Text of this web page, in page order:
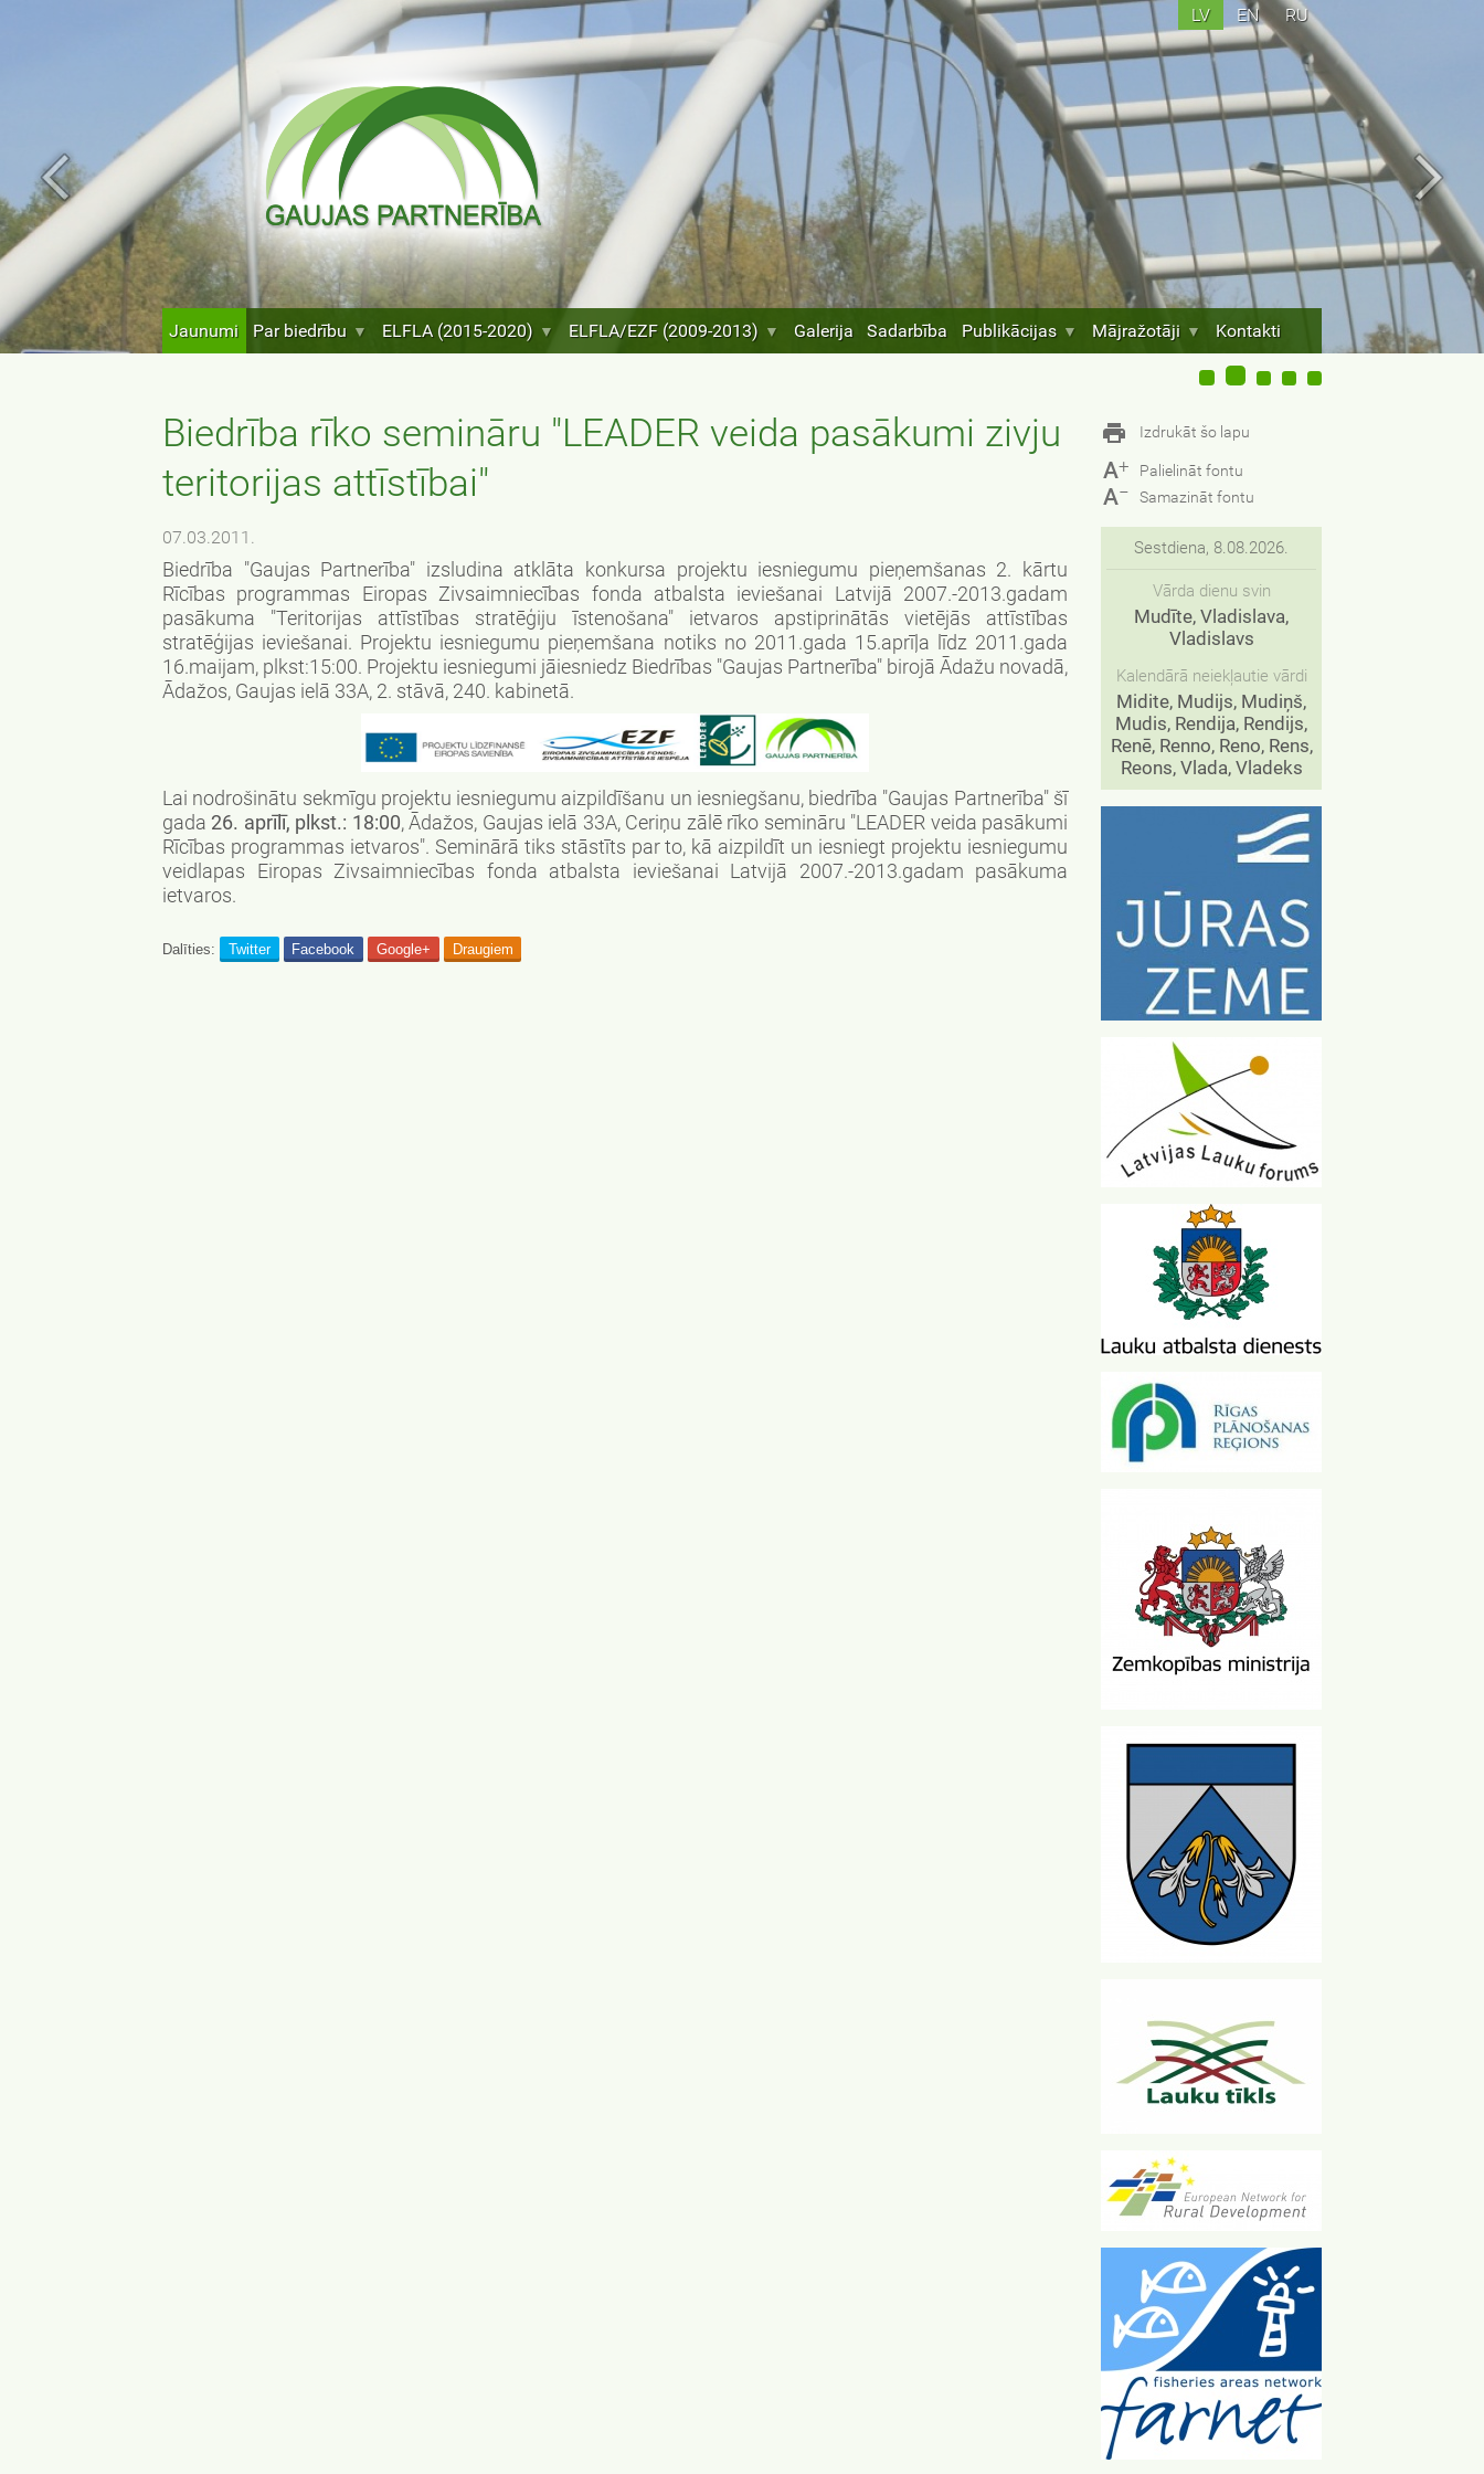
LV EN RU
Jaunumi Par biedrību ELFLA (2015-2020) ELFLA/EZF (2009-2013) Galerija Sadarbība Publikācijas Mājražotāji Kontakti
Izdrukāt šo lapu
A+ Palielināt fontu
A− Samazināt fontu
Sestdiena, 8.08.2026.
Vārda dienu svin
Mudīte, Vladislava,
Vladislavs
Kalendārā neiekļautie vārdi
Midite, Mudijs, Mudiņš,
Mudis, Rendija, Rendijs,
Renē, Renno, Reno, Rens,
Reons, Vlada, Vladeks
Biedrība rīko semināru "LEADER veida pasākumi zivju
teritorijas attīstībai"
07.03.2011.
Biedrība "Gaujas Partnerība" izsludina atklāta konkursa projektu iesniegumu pieņemšanas 2. kārtu
Rīcības programmas Eiropas Zivsaimniecības fonda atbalsta ieviešanai Latvijā 2007.-2013.gadam
pasākuma "Teritorijas attīstības stratēģiju īstenošana" ietvaros apstiprinātās vietējās attīstības
stratēģijas ieviešanai. Projektu iesniegumu pieņemšana notiks no 2011.gada 15.aprīļa līdz 2011.gada
16.maijam, plkst:15:00. Projektu iesniegumi jāiesniedz Biedrības "Gaujas Partnerība" birojā Ādažu novadā,
Ādažos, Gaujas ielā 33A, 2. stāvā, 240. kabinetā.
Lai nodrošinātu sekmīgu projektu iesniegumu aizpildīšanu un iesniegšanu, biedrība "Gaujas Partnerība" šī
gada26. aprīlī, plkst.: 18:00, Ādažos, Gaujas ielā 33A, Ceriņu zālē rīko semināru "LEADER veida pasākumi
Rīcības programmas ietvaros". Seminārā tiks stāstīts par to, kā aizpildīt un iesniegt projektu iesniegumu
veidlapas Eiropas Zivsaimniecības fonda atbalsta ieviešanai Latvijā 2007.-2013.gadam pasākuma
ietvaros.
Dalīties: Twitter Facebook Google+ Draugiem